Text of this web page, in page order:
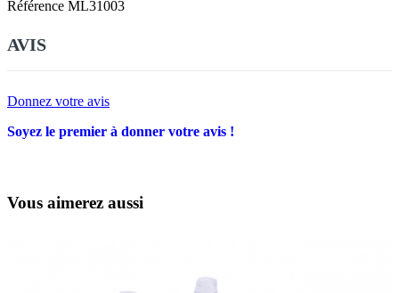
Référence ML31003
AVIS
Donnez votre avis
Soyez le premier à donner votre avis !
Vous aimerez aussi